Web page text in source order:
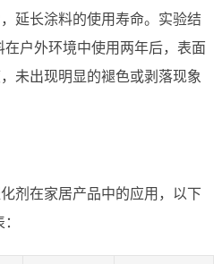
延长涂料的使用寿命。实验结
户外环境中使用两年后，表面
未出现明显的褪色或剥落现象
剂在家居产品中的应用，以下